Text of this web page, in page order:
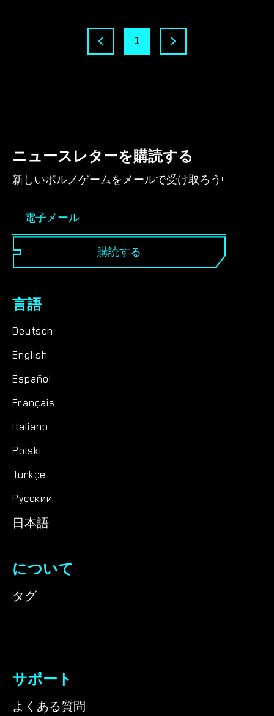
1
ニュースレターを購読する
新しいポルノゲームをメールで受け取ろう!
購読する
言語
Deutsch
English
Español
Français
Italiano
Polski
Türkçe
Русский
日本語
について
タグ
サポート
よくある質問